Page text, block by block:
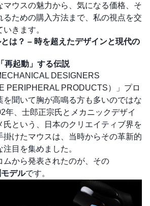
マウスの魅力から、気になる価格、そ
るための購入方法まで、私の視点を交
きます。
とは？ – 時を超えたデザインと現代の
再起動」する伝説
DESIGNERS
PERIPHERAL PRODUCTS）」プロ
を聞いて胸が高鳴る方も多いのではな
年、士郎正宗氏とメカニックデザイ
氏という、日本のクリエイティブ界を
掛けたマウスは、当時からその革新的
目を集めました。
ムから発表されたのが、その
モデルです。